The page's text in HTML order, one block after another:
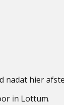
nadat hier
in Lottum.